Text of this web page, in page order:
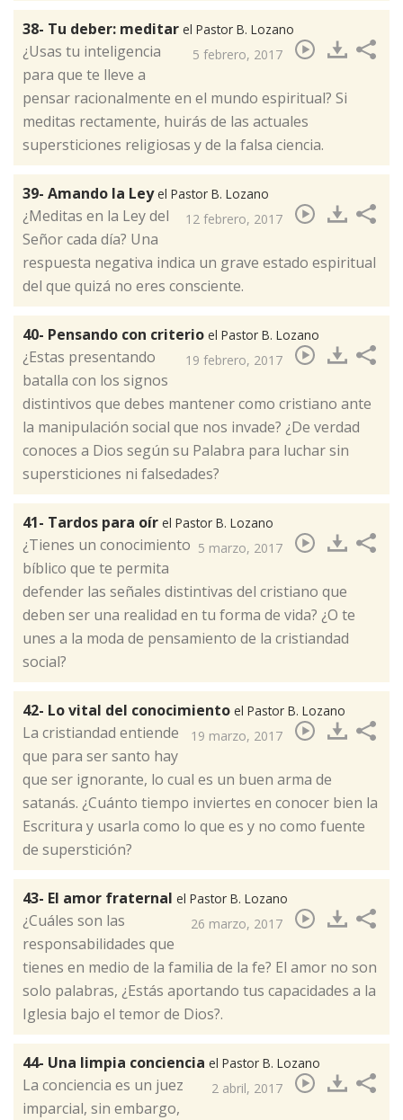
38- Tu deber: meditar el Pastor B. Lozano
5 febrero, 2017
¿Usas tu inteligencia
para que te lleve a
pensar racionalmente en el mundo espiritual? Si
meditas rectamente, huirás de las actuales
supersticiones religiosas y de la falsa ciencia.​
39- Amando la Leyel Pastor B. Lozano
12 febrero, 2017
¿Meditas en la Ley del
Señor cada día? Una
respuesta negativa indica un grave estado espiritual
del que quizá no eres consciente.​
40- Pensando con criterio el Pastor B. Lozano
19 febrero, 2017
¿Estas presentando
batalla con los signos
distintivos que debes mantener como cristiano ante
la manipulación social que nos invade? ¿De verdad
conoces a Dios según su Palabra para luchar sin
supersticiones ni falsedades?​
41- Tardos para oír el Pastor B. Lozano
5 marzo, 2017
¿Tienes un conocimiento
bíblico que te permita
defender las señales distintivas del cristiano que
deben ser una realidad en tu forma de vida? ¿O te
unes a la moda de pensamiento de la cristiandad
social?​
42- Lo vital del conocimiento el Pastor B. Lozano
19 marzo, 2017
La cristiandad entiende
que para ser santo hay
que ser ignorante, lo cual es un buen arma de
satanás. ¿Cuánto tiempo inviertes en conocer bien la
Escritura y usarla como lo que es y no como fuente
de superstición?​
43- El amor fraternal el Pastor B. Lozano
26 marzo, 2017
¿Cuáles son las
responsabilidades que
tienes en medio de la familia de la fe? El amor no son
solo palabras, ¿Estás aportando tus capacidades a la
Iglesia bajo el temor de Dios?.​
44- Una limpia conciencia el Pastor B. Lozano
2 abril, 2017
La conciencia es un juez
imparcial, sin embargo,